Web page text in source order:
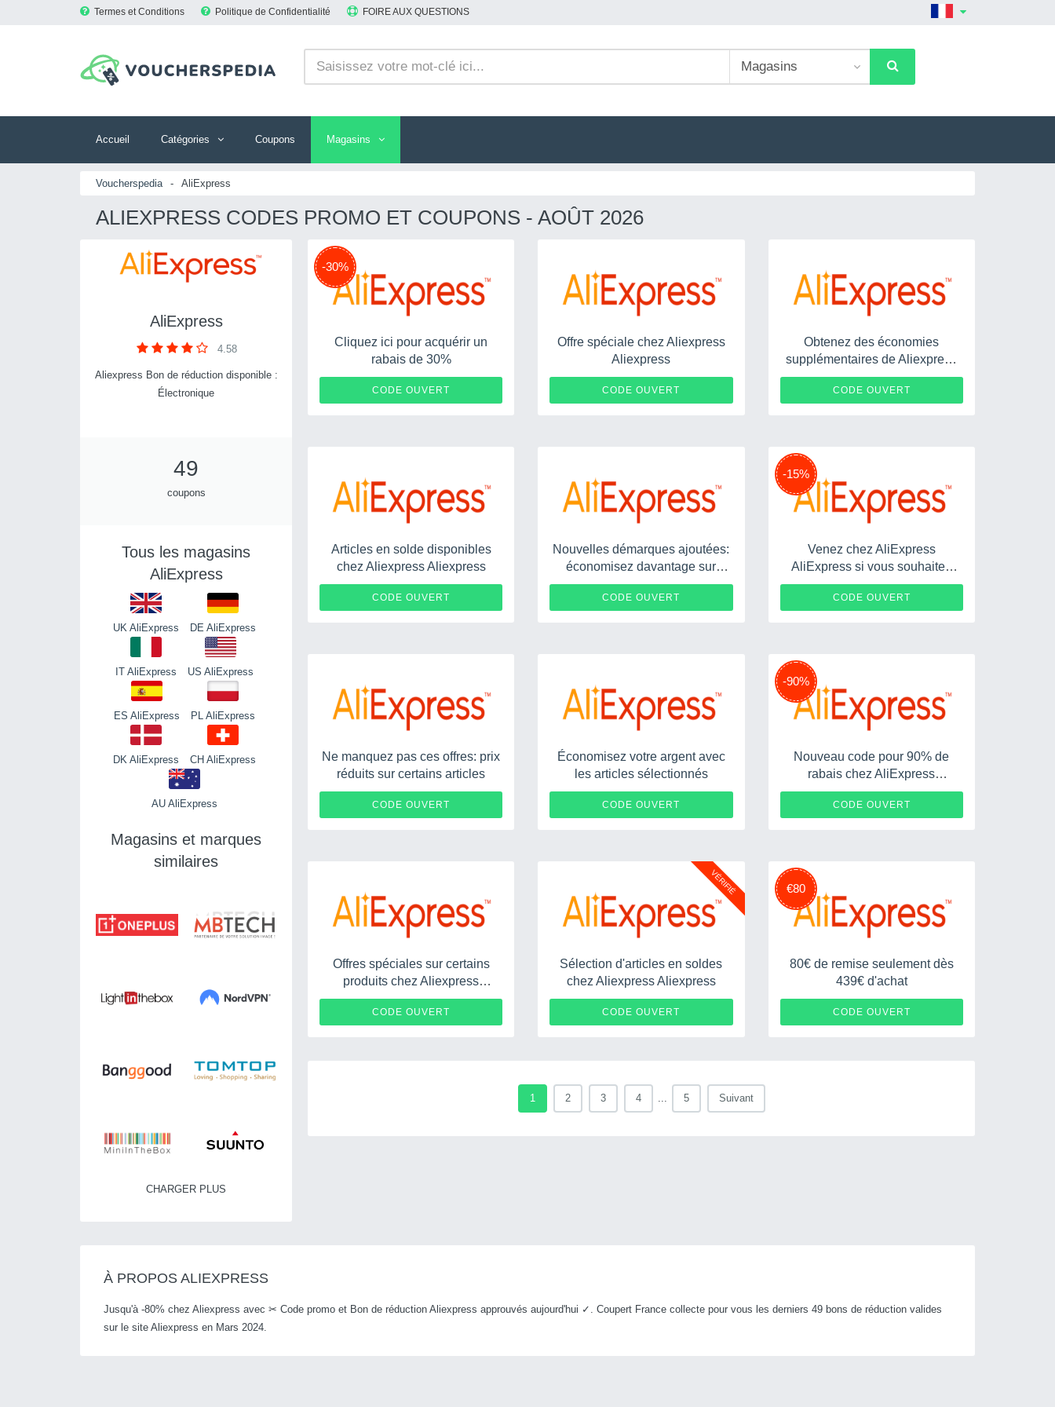
Termes et Conditions Politique de Confidentialité FOIRE AUX QUESTIONS
Accueil Catégories Coupons Magasins
Voucherspedia - AliExpress
ALIEXPRESS CODES PROMO ET COUPONS - AOÛT 2026
AliExpress
4.58
Aliexpress Bon de réduction disponible :
Électronique
49
coupons
Tous les magasins
AliExpress
UK AliExpress DE AliExpress
IT AliExpress US AliExpress
ES AliExpress PL AliExpress
DK AliExpress CH AliExpress
AU AliExpress
Magasins et marques
similaires
CHARGER PLUS
-30%
Cliquez ici pour acquérir un
rabais de 30%
CODE OUVERTAE30CDAF
Offre spéciale chez Aliexpress
Aliexpress
CODE OUVERTHKLOL9
Obtenez des économies
supplémentaires de Aliexpress
Aliexpress
CODE OUVERTAEBONUS
Articles en solde disponibles
chez Aliexpress Aliexpress
CODE OUVERTEOSSAFF7
Nouvelles démarques ajoutées:
économisez davantage sur
certains articles
CODE OUVERT
-15%
Venez chez AliExpress
AliExpress si vous souhaitez
réduire 15%
CODE OUVERTRAKUTEN15
Ne manquez pas ces offres: prix
réduits sur certains articles
CODE OUVERT0911112
Économisez votre argent avec
les articles sélectionnés
CODE OUVERT
AEGLOBAL119
-90%
Nouveau code pour 90% de
rabais chez AliExpress
AliExpress
CODE OUVERTHHFJ90
Offres spéciales sur certains
produits chez Aliexpress
Aliexpress
CODE OUVERT
DG5ROQGHPU8U
VÉRIFIÉ
Sélection d'articles en soldes
chez Aliexpress Aliexpress
CODE OUVERT
IBZCFHAC0D5I
€80
80€ de remise seulement dès
439€ d'achat
CODE OUVERTAAFR80
1 2 3 4 ... 5 Suivant
À PROPOS ALIEXPRESS
Jusqu'à -80% chez Aliexpress avec ✂ Code promo et Bon de réduction Aliexpress approuvés aujourd'hui ✓. Coupert France collecte pour vous les derniers 49 bons de réduction valides
sur le site Aliexpress en Mars 2024.